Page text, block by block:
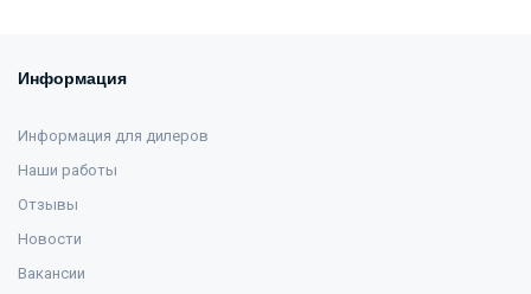
Информация
Информация для дилеров
Наши работы
Отзывы
Новости
Вакансии